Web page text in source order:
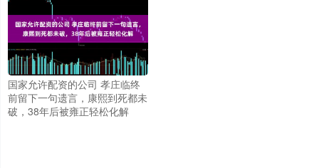
国家允许配资的公司 孝庄临终
前留下一句遗言，康熙到死都未
破，38年后被雍正轻松化解